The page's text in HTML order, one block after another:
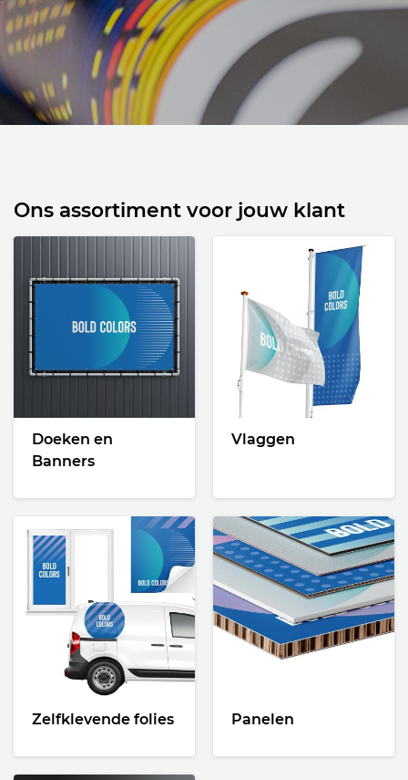
Ons assortiment voor jouw klant
Doeken en
Banners
Vlaggen
Zelfklevende folies Panelen